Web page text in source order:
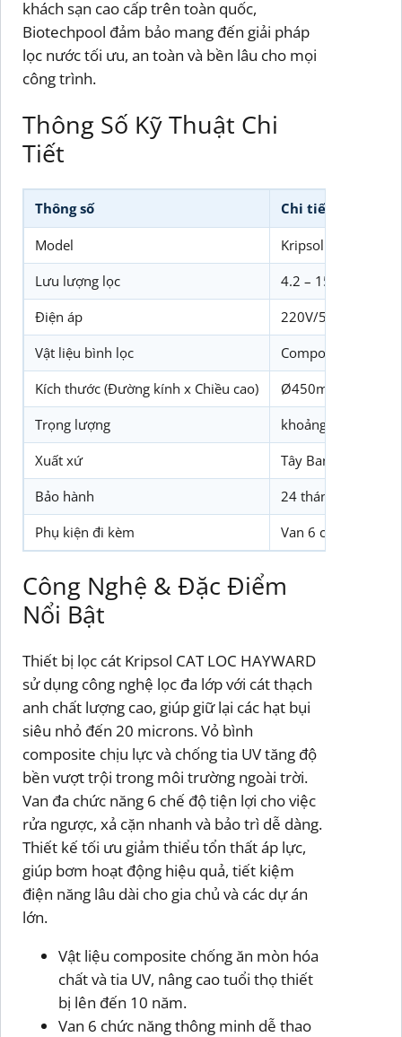
khách sạn cao cấp trên toàn quốc,
Biotechpool đảm bảo mang đến giải pháp
lọc nước tối ưu, an toàn và bền lâu cho mọi
công trình.
Thông Số Kỹ Thuật Chi
Tiết
Thông số Chi tiết
Model Kripsol CAT LOC
Lưu lượng lọc 4.2 – 15 m³/h (tùy
Điện áp 220V/50Hz (điện
Vật liệu bình lọc Composite chịu
Kích thước (Đường kính x Chiều cao) Ø450mm x
Trọng lượng khoảng 30 – 35 kg
Xuất xứ Tây Ban Nha, sản
Bảo hành 24 tháng chính
Phụ kiện đi kèm Van 6 chức năng,
Công Nghệ & Đặc Điểm
Nổi Bật
Thiết bị lọc cát Kripsol CAT LOC HAYWARD
sử dụng công nghệ lọc đa lớp với cát thạch
anh chất lượng cao, giúp giữ lại các hạt bụi
siêu nhỏ đến 20 microns. Vỏ bình
composite chịu lực và chống tia UV tăng độ
bền vượt trội trong môi trường ngoài trời.
Van đa chức năng 6 chế độ tiện lợi cho việc
rửa ngược, xả cặn nhanh và bảo trì dễ dàng.
Thiết kế tối ưu giảm thiểu tổn thất áp lực,
giúp bơm hoạt động hiệu quả, tiết kiệm
điện năng lâu dài cho gia chủ và các dự án
lớn.
Vật liệu composite chống ăn mòn hóa
chất và tia UV, nâng cao tuổi thọ thiết
bị lên đến 10 năm.
Van 6 chức năng thông minh dễ thao